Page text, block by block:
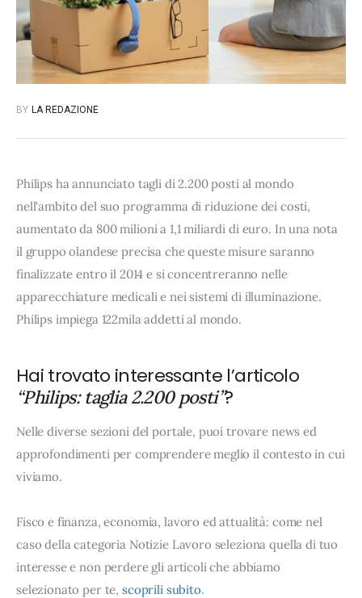
BY LA REDAZIONE
Philips ha annunciato tagli di 2.200 posti al mondo
nell'ambito del suo programma di riduzione dei costi,
aumentato da 800 milioni a 1,1 miliardi di euro. In una nota
il gruppo olandese precisa che queste misure saranno
finalizzate entro il 2014 e si concentreranno nelle
apparecchiature medicali e nei sistemi di illuminazione.
Philips impiega 122mila addetti al mondo.
Hai trovato interessante l’articolo
“Philips: taglia 2.200 posti”?
Nelle diverse sezioni del portale, puoi trovare news ed
approfondimenti per comprendere meglio il contesto in cui
viviamo.
Fisco e finanza, economia, lavoro ed attualità: come nel
caso della categoria Notizie Lavoro seleziona quella di tuo
interesse e non perdere gli articoli che abbiamo
selezionato per te, scoprili subito.